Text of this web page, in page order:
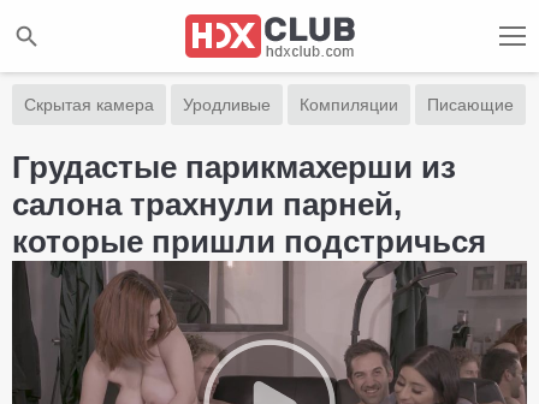
Скрытая камера Уродливые Компиляции Писающие
Грудастые парикмахерши из
салона трахнули парней,
которые пришли подстричься